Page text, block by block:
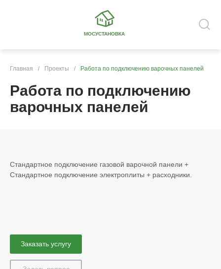
МОСУСТАНОВКА
Главная / Проекты / Работа по подключению варочных панелей
Работа по подключению
варочных панелей
Стандартное подключение газовой варочной панели +
Стандартное подключение электроплиты + расходники.
Заказать услугу